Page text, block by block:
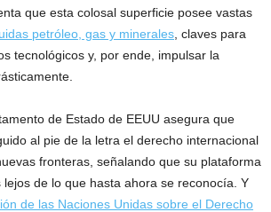
que esta colosal superficie posee vastas
petróleo, gas y minerales , claves para
tecnológicos y, por ende, impulsar la
de Estado de EEUU asegura que
al pie de la letra el derecho internacional
fronteras, señalando que su plataforma
de lo que hasta ahora se reconocía. Y
de las Naciones Unidas sobre el Derecho